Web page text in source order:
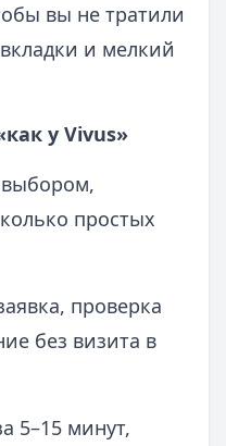
вы не тратили
и мелкий
у Vivus»
простых
проверка
без визита в
5–15 минут,